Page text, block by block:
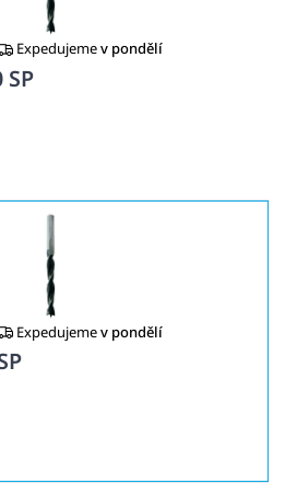
Expedujemev pondělí
SP
Expedujemev pondělí